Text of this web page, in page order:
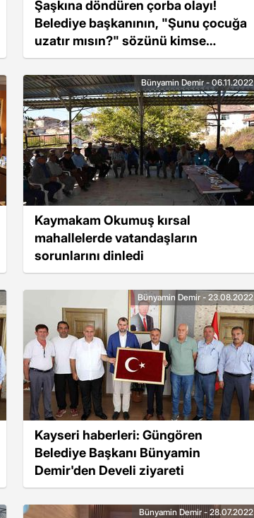
Şaşkına döndüren çorba olayı!
Belediye başkanının, "Şunu çocuğa
uzatır mısın?" sözünü kimse
anlamadı
Kaymakam Okumuş kırsal
mahallelerde vatandaşların
sorunlarını dinledi
Bünyamin Demir - 06.11.2022
Kayseri haberleri: Güngören
Belediye Başkanı Bünyamin
Demir'den Develi ziyareti
Bünyamin Demir - 23.08.2022
Bünyamin Demir - 28.07.2022